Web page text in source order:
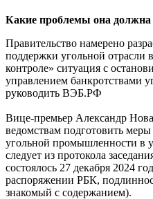
Какие проблемы она
Правительство намерено
поддержки угольной отрасли
контроле» ситуация с
управлением банкротствами
руководить ВЭБ.РФ
Вице-премьер Александр
ведомствам подготовить
угольной промышленности в
следует из протокола
состоялось 27 декабря 2024
распоряжении РБК,
знакомый с содержанием).